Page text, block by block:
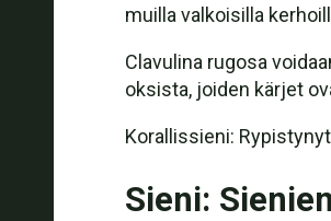
muilla valkoisilla
Clavulina rugosa
oksista, joiden kärjet
Korallissieni:
Sieni: